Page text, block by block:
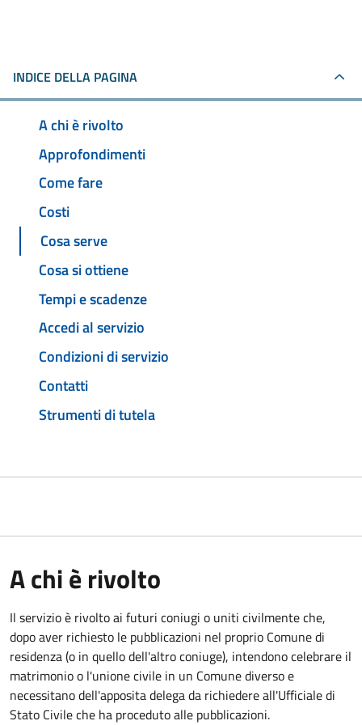
INDICE DELLA PAGINA
A chi è rivolto
Approfondimenti
Come fare
Costi
Cosa serve
Cosa si ottiene
Tempi e scadenze
Accedi al servizio
Condizioni di servizio
Contatti
Strumenti di tutela
A chi è rivolto
Il servizio è rivolto ai futuri coniugi o uniti civilmente che,
dopo aver richiesto le pubblicazioni nel proprio Comune di
residenza (o in quello dell'altro coniuge), intendono celebrare il
matrimonio o l'unione civile in un Comune diverso e
necessitano dell'apposita delega da richiedere all'Ufficiale di
Stato Civile che ha proceduto alle pubblicazioni.